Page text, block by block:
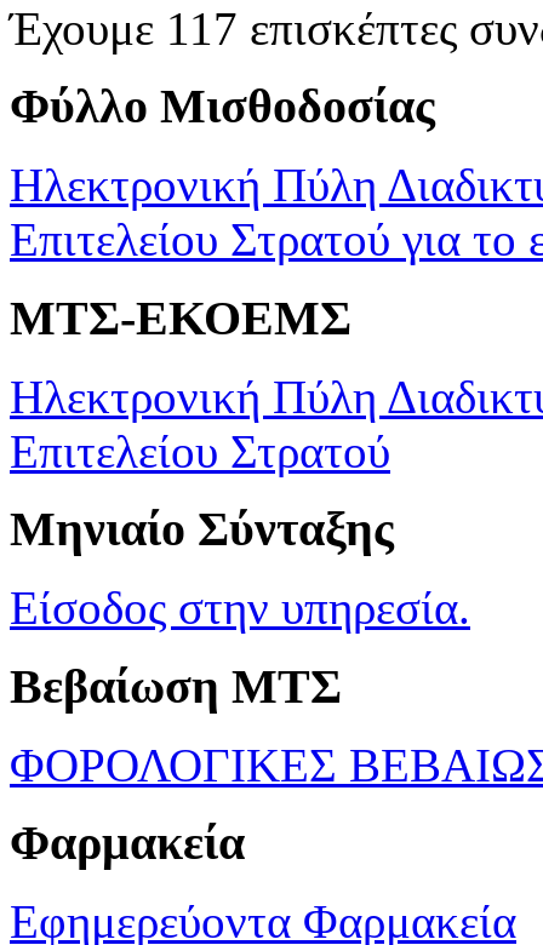
Έχουμε 117 επισκέπτες
Φύλλο Μισθοδοσίας
Ηλεκτρονική Πύλη
Επιτελείου Στρατού για το
ΜΤΣ-ΕΚΟΕΜΣ
Ηλεκτρονική Πύλη
Επιτελείου Στρατού
Μηνιαίο Σύνταξης
Είσοδος στην υπηρεσία.
Βεβαίωση ΜΤΣ
ΦΟΡΟΛΟΓΙΚΕΣ
Φαρμακεία
Εφημερεύοντα Φαρμακεία